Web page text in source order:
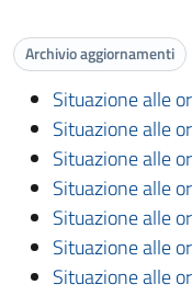
Archivio aggiornamenti
Situazione alle
Situazione alle
Situazione alle
Situazione alle
Situazione alle
Situazione alle
Situazione alle